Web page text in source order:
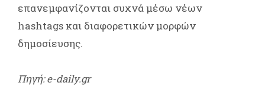
επανεμφανίζονται συχνά μέσω νέων
hashtags και διαφορετικών μορφών
δημοσίευσης.
Πηγή: e-daily.gr